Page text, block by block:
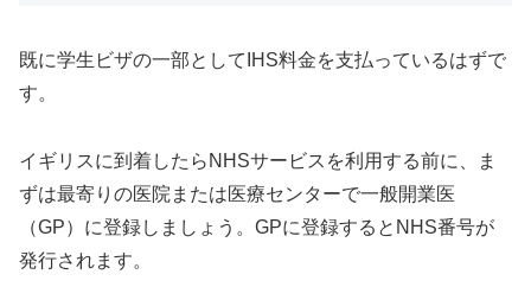
既に学生ビザの一部としてIHS料金を支払っているはずで
す。
イギリスに到着したらNHSサービスを利用する前に、ま
ずは最寄りの医院または医療センターで一般開業医
（GP）に登録しましょう。GPに登録するとNHS番号が
発行されます。